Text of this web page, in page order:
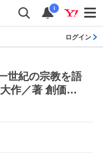
i
ログイン
世紀の宗教を語
作／著 創価学